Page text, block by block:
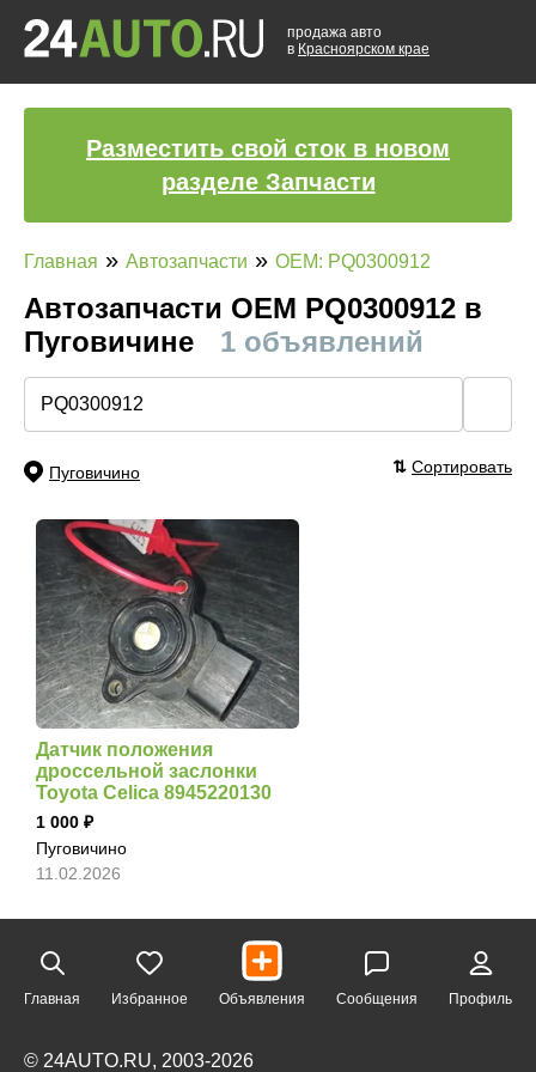
продажа авто
в Красноярском крае
Разместить свой сток в новом
разделе Запчасти
Главная » Автозапчасти » OEM: PQ0300912
Автозапчасти ОЕМ PQ0300912 в
Пуговичине
1 объявлений
Пуговичино ⇅ Сортировать
Датчик положения
дроссельной заслонки
Toyota Celica 8945220130
1 000
Пуговичино
11.02.2026
Главная Избранное Объявления Сообщения Профиль
© 24AUTO.RU, 2003-2026